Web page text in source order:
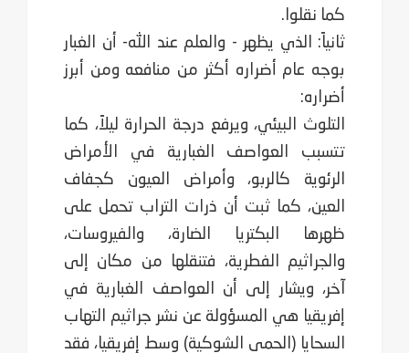
كما نقلوا.‏
ثانياً: الذي يظهر - والعلم عند الله- أن الغبار
بوجه عام أضراره أكثر من منافعه ومن أبرز
أضراره:‏
التلوث البيئي، ويرفع درجة الحرارة ليلاً، كما
تتسبب العواصف الغبارية في الأمراض
الرئوية كالربو، ‏وأمراض العيون كجفاف
العين، كما ثبت أن ذرات التراب تحمل على
ظهرها البكتريا الضارة، ‏والفيروسات،
والجراثيم الفطرية، فتنقلها من مكان إلى
آخر، ويشار إلى أن العواصف الغبارية في
إفريقيا ‏هي المسؤولة عن نشر جراثيم التهاب
السحايا (الحمى الشوكية) وسط إفريقيا، فقد